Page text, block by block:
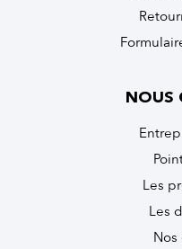
NOUS
Les
Les